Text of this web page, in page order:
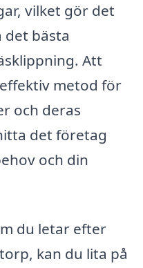
vilket gör det
bästa
Att
metod för
och deras
det företag
och din
du letar efter
kan du lita på